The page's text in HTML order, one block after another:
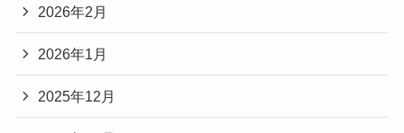
2026年2月
2026年1月
2025年12月